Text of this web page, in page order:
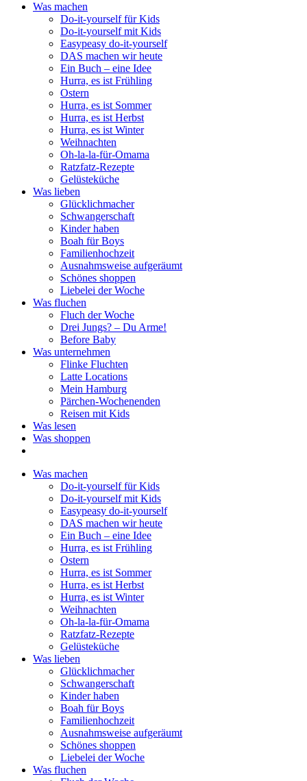
Was machen
Do-it-yourself für Kids
Do-it-yourself mit Kids
Easypeasy do-it-yourself
DAS machen wir heute
Ein Buch – eine Idee
Hurra, es ist Frühling
Ostern
Hurra, es ist Sommer
Hurra, es ist Herbst
Hurra, es ist Winter
Weihnachten
Oh-la-la-für-Omama
Ratzfatz-Rezepte
Gelüsteküche
Was lieben
Glücklichmacher
Schwangerschaft
Kinder haben
Boah für Boys
Familienhochzeit
Ausnahmsweise aufgeräumt
Schönes shoppen
Liebelei der Woche
Was fluchen
Fluch der Woche
Drei Jungs? – Du Arme!
Before Baby
Was unternehmen
Flinke Fluchten
Latte Locations
Mein Hamburg
Pärchen-Wochenenden
Reisen mit Kids
Was lesen
Was shoppen
Was machen
Do-it-yourself für Kids
Do-it-yourself mit Kids
Easypeasy do-it-yourself
DAS machen wir heute
Ein Buch – eine Idee
Hurra, es ist Frühling
Ostern
Hurra, es ist Sommer
Hurra, es ist Herbst
Hurra, es ist Winter
Weihnachten
Oh-la-la-für-Omama
Ratzfatz-Rezepte
Gelüsteküche
Was lieben
Glücklichmacher
Schwangerschaft
Kinder haben
Boah für Boys
Familienhochzeit
Ausnahmsweise aufgeräumt
Schönes shoppen
Liebelei der Woche
Was fluchen